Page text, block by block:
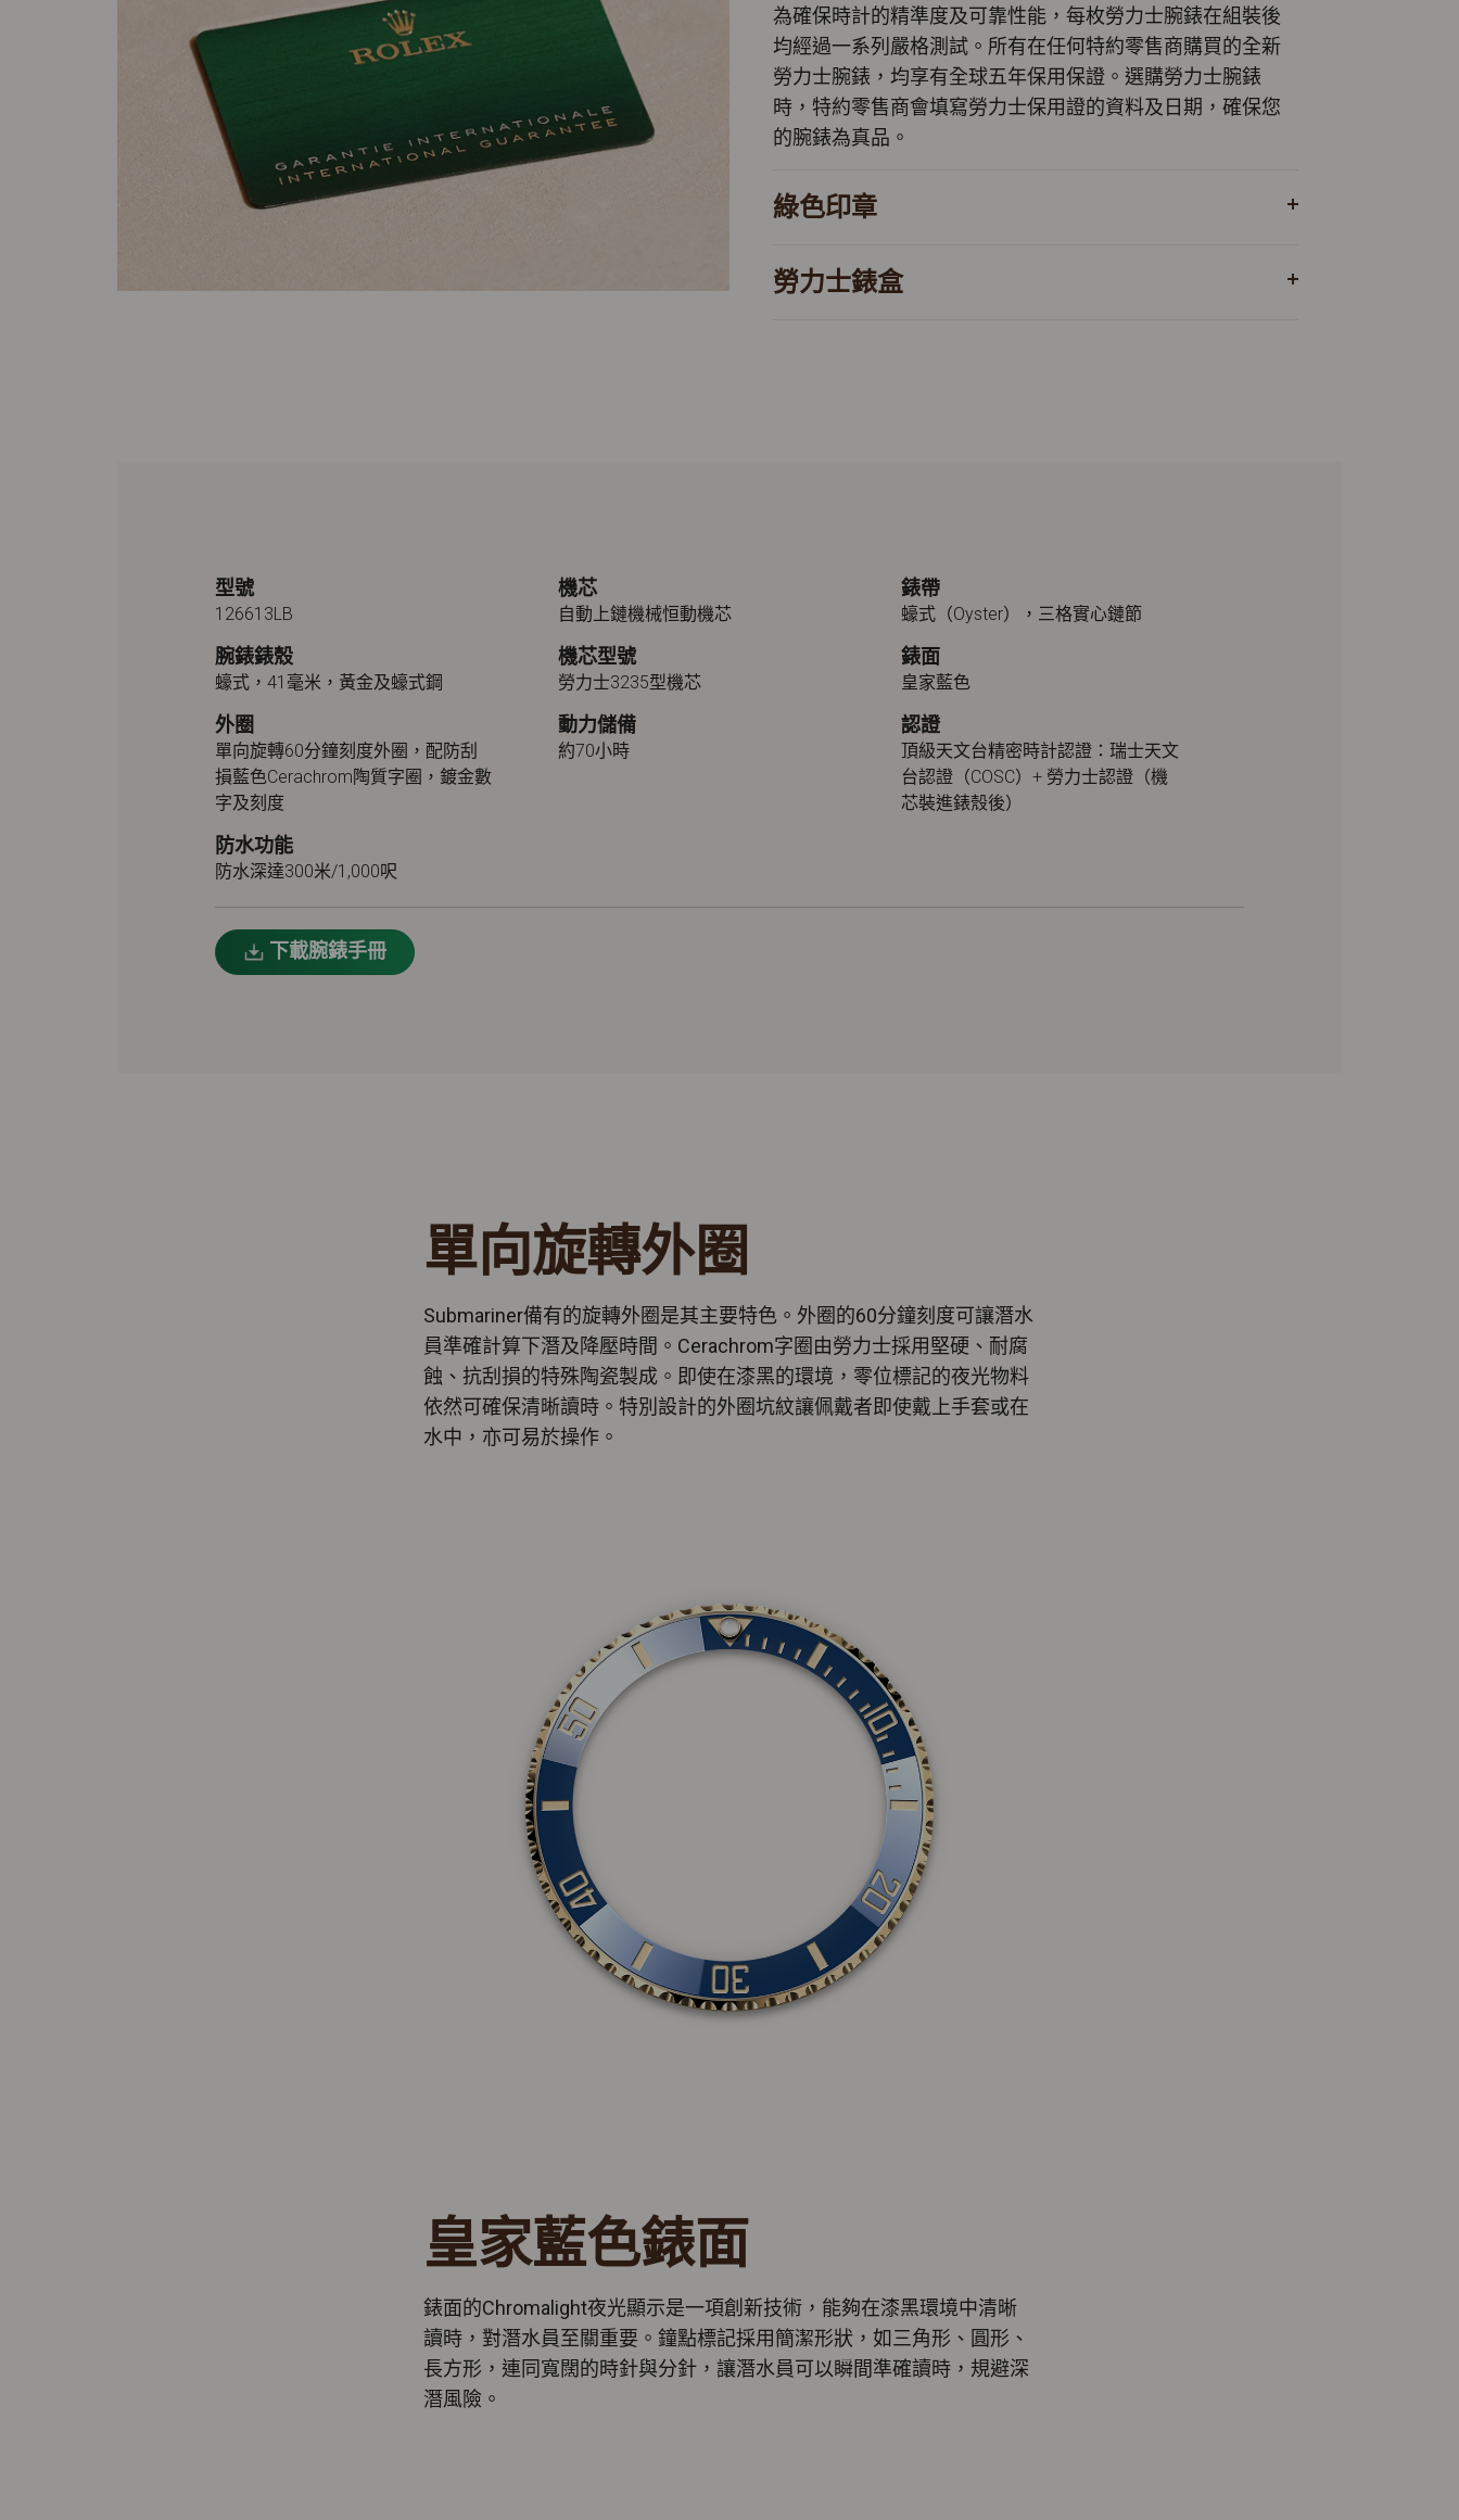
為確保時計的精準度及可靠性能，每枚勞力士腕錶在組裝後
均經過一系列嚴格測試。所有在任何特約零售商購買的全新
勞力士腕錶，均享有全球五年保用保證。選購勞力士腕錶
時，特約零售商會填寫勞力士保用證的資料及日期，確保您
的腕錶為真品。
綠色印章
勞力士錶盒
型號
126613LB
機芯
自動上鏈機械恒動機芯
錶帶
蠔式（Oyster），三格實心鏈節
腕錶錶殼
蠔式，41毫米，黃金及蠔式鋼
機芯型號
勞力士3235型機芯
錶面
皇家藍色
外圈
單向旋轉60分鐘刻度外圈，配防刮
損藍色Cerachrom陶質字圈，鍍金數
字及刻度
動力儲備
約70小時
認證
頂級天文台精密時計認證：瑞士天文
台認證（COSC）+ 勞力士認證（機
芯裝進錶殼後）
防水功能
防水深達300米/1,000呎
下載腕錶手冊
單向旋轉外圈
Submariner備有的旋轉外圈是其主要特色。外圈的60分鐘刻度可讓潛水
員準確計算下潛及降壓時間。Cerachrom字圈由勞力士採用堅硬、耐腐
蝕、抗刮損的特殊陶瓷製成。即使在漆黑的環境，零位標記的夜光物料
依然可確保清晰讀時。特別設計的外圈坑紋讓佩戴者即使戴上手套或在
水中，亦可易於操作。
皇家藍色錶面
錶面的Chromalight夜光顯示是一項創新技術，能夠在漆黑環境中清晰
讀時，對潛水員至關重要。鐘點標記採用簡潔形狀，如三角形、圓形、
長方形，連同寬闊的時針與分針，讓潛水員可以瞬間準確讀時，規避深
潛風險。